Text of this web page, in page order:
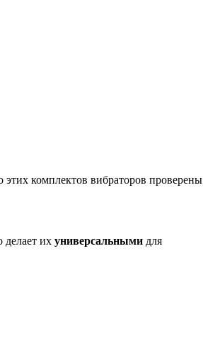
этих комплектов вибраторов проверены
делает их универсальными для